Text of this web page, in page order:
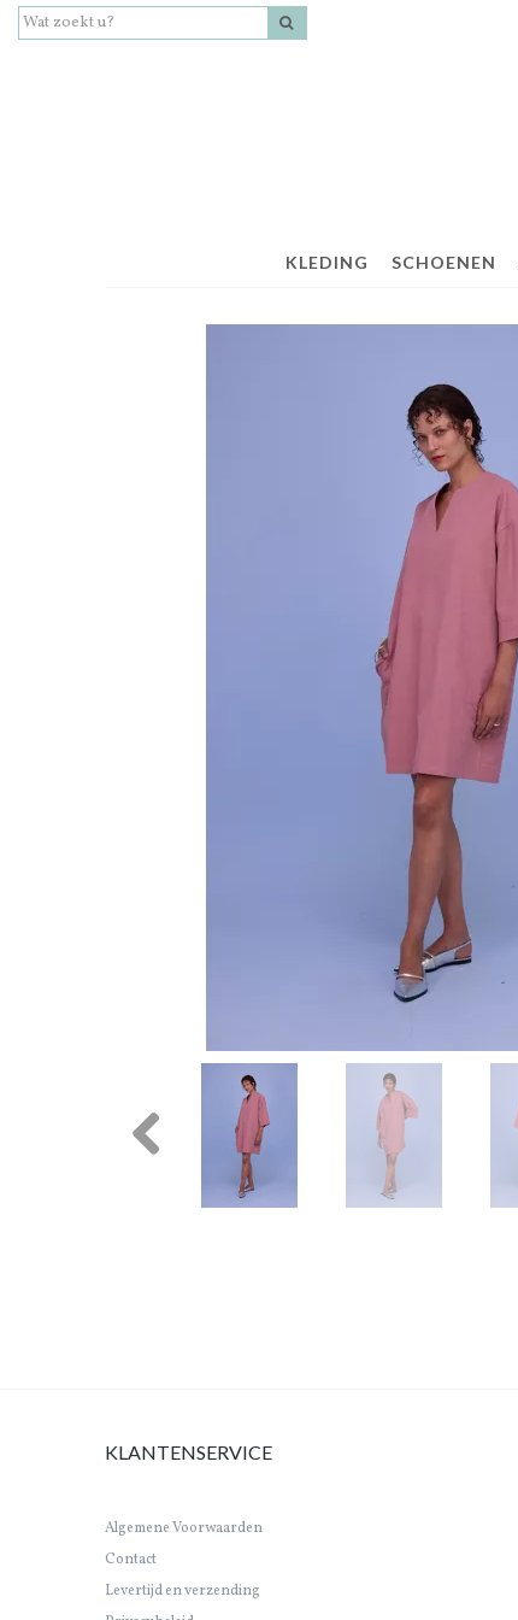
KLEDING SCHOENEN
KLANTENSERVICE
Algemene Voorwaarden
Contact
Levertijd en verzending